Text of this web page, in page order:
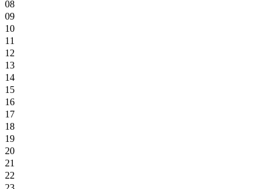
08
09
10
11
12
13
14
15
16
17
18
19
20
21
22